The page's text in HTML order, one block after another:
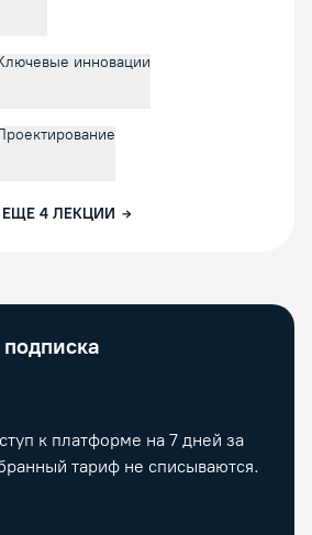
инновации
ЕЩЕ 4 ЛЕКЦИИ
к платформе на 7 дней за
тариф не списываются.